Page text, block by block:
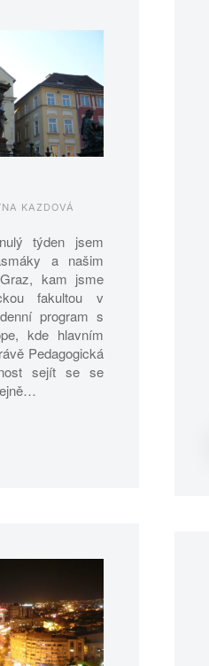
KAZDOVÁ
týden jsem
a našim
kam jsme
fakultou v
program s
kde hlavním
Pedagogická
sejít se se